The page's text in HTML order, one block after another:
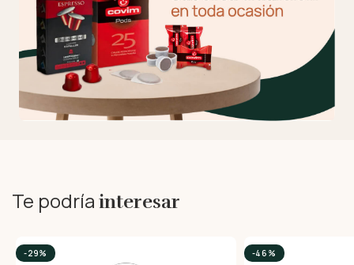
Te podría interesar
-29% -46%